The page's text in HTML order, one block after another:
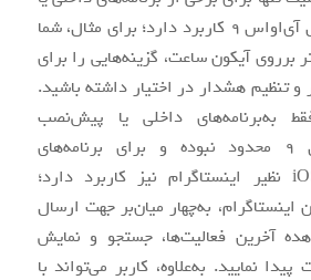
پیش‌نصب سیستم‌عامل آی‌او‌اس 9 کاربرد دارد؛ برای مثال، شما
برروی آیکون ساعت، گزینه‌هایی را برای
و تنظیم هشدار در اختیار داشته باشید.
به‌برنامه‌های داخلی یا پیش‌نصب
سیستم‌عامل آی‌او‌اس 9 محدود نبوده و برای برنامه‌های
پرطرفدار غیربومی iOS نظیر اینستاگرام نیز کاربرد دارد؛
اینستاگرام، به‌چهار میان‌بر جهت ارسال
آخرین فعالیت‌ها، جستجو و نمایش
نمایید. به‌علاوه، کاربر می‌تواند با